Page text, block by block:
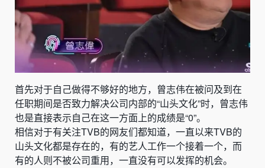
首先对于自己做得不够好的地方，曾志伟在被问及到在
任职期间是否致力解决公司内部的“山头文化”时，曾志伟
也是直接表示自己在这一方面上的成绩是“0”。
相信对于有关注TVB的网友们都知道，一直以来TVB的
山头文化都是存在的，有的艺人工作一个接着一个，而
有的人则不被公司重用，一直没有可以发挥的机会。